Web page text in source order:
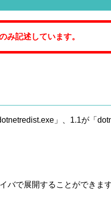
み記述しています。
」、1.1が「
バで展開することができ